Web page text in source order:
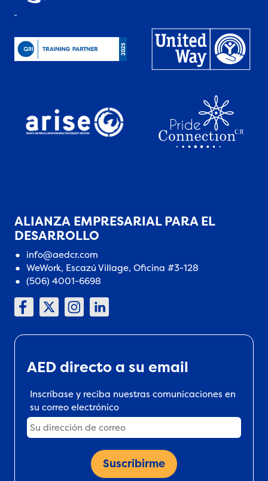
ALIANZA EMPRESARIAL PARA EL
DESARROLLO
info@aedcr.com
WeWork, Escazú Village, Oficina #3-128
(506) 4001-6698
AED directo a su email
Inscríbase y reciba nuestras comunicaciones en
su correo electrónico